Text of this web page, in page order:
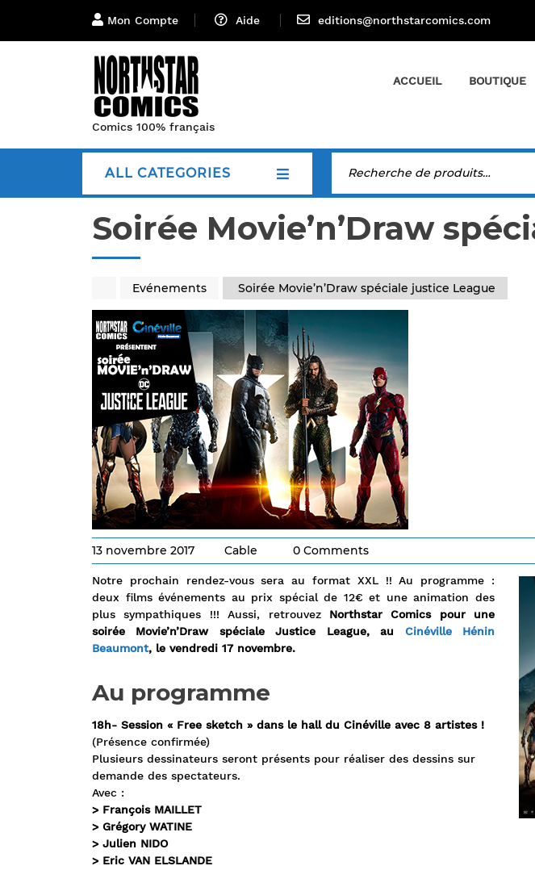
Mon Compte Aide editions@northstarcomics.com
Comics 100% français
ACCUEIL BOUTIQUE
ALL CATEGORIES
Soirée Movie’n’Draw
Evénements Soirée Movie’n’Draw spéciale justice League
13 novembre 2017 Cable 0 Comments
Notre prochain rendez-vous sera au format XXL !! Au programme :
deux films événements au prix spécial de 12€ et une animation des
plus sympathiques !!! Aussi, retrouvez Northstar Comics pour une
soirée Movie’n’Draw spéciale Justice League, au Cinéville Hénin
Beaumont, le vendredi 17 novembre.
Au programme
18h- Session « Free sketch » dans le hall du Cinéville avec 8 artistes !
(Présence confirmée)
Plusieurs dessinateurs seront présents pour réaliser des dessins sur
demande des spectateurs.
Avec :
> François MAILLET
> Grégory WATINE
> Julien NIDO
> Eric VAN ELSLANDE